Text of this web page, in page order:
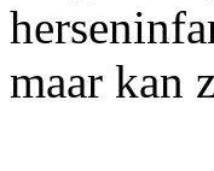
maar kan